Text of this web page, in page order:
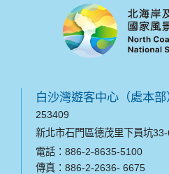
白沙灣遊客中心（處本部
253409
新北市石門區德茂里下員坑
電話：886-2-8635-5100
傳真：886-2-2636- 6675